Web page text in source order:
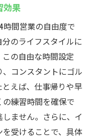
効果
時間営業の自由度で
のライフスタイルに
の自由な時間設定
コンスタントにゴル
えば、仕事帰りや早
練習時間を確保で
ません。さらに、イ
受けることで、具体